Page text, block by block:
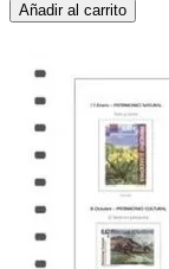
Añadir al carrito